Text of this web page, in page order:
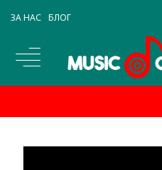
ЗА НАС БЛОГ